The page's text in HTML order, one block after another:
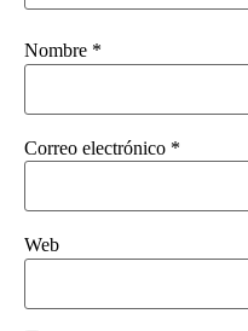
Nombre *
Correo electrónico *
Web